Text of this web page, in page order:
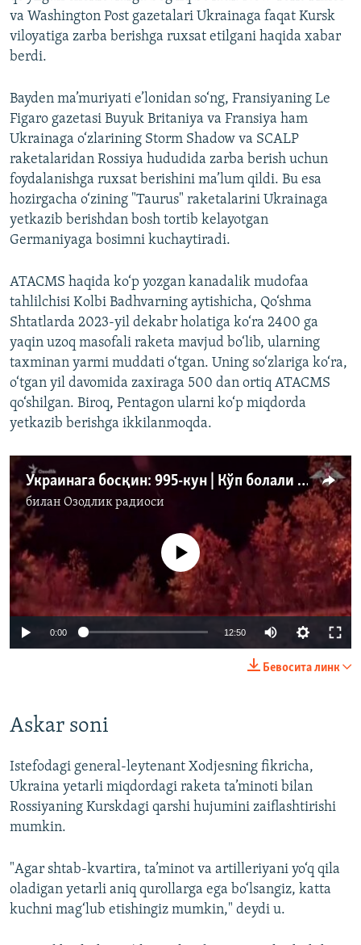
va Washington Post gazetalari Ukrainaga faqat Kursk
viloyatiga zarba berishga ruxsat etilgani haqida xabar
berdi.
Bayden ma’muriyati e’lonidan so‘ng, Fransiyaning Le
Figaro gazetasi Buyuk Britaniya va Fransiya ham
Ukrainaga o‘zlarining Storm Shadow va SCALP
raketalaridan Rossiya hududida zarba berish uchun
foydalanishga ruxsat berishini ma’lum qildi. Bu esa
hozirgacha o‘zining "Taurus" raketalarini Ukrainaga
yetkazib berishdan bosh tortib kelayotgan
Germaniyaga bosimni kuchaytiradi.
ATACMS haqida ko‘p yozgan kanadalik mudofaa
tahlilchisi Kolbi Badhvarning aytishicha, Qo‘shma
Shtatlarda 2023-yil dekabr holatiga ko‘ra 2400 ga
yaqin uzoq masofali raketa mavjud bo‘lib, ularning
taxminan yarmi muddati o‘tgan. Uning so‘zlariga ko‘ra,
o‘tgan yil davomida zaxiraga 500 dan ortiq ATACMS
qo‘shilgan. Biroq, Pentagon ularni ko‘p miqdorda
yetkazib berishga ikkilanmoqda.
Украинага босқин: 995-кун | Кўп болали ўзбекистонлик аёл Россия тарафида урушмоқда
билан Озодлик радиоси
Айни дамда медиа-манба мавжуд эмас
0:00 12:50
1080p
Бевосита линк
Askar soni
Istefodagi general-leytenant Xodjesning fikricha,
Ukraina yetarli miqdordagi raketa ta’minoti bilan
Rossiyaning Kurskdagi qarshi hujumini zaiflashtirishi
mumkin.
"Agar shtab-kvartira, ta’minot va artilleriyani yo‘q qila
oladigan yetarli aniq qurollarga ega bo‘lsangiz, katta
kuchni mag‘lub etishingiz mumkin," deydi u.